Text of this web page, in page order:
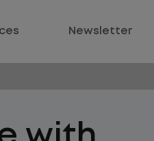
Newsletter